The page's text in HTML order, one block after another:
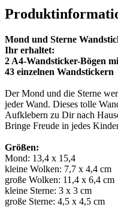
Mond und Sterne
Ihr erhaltet:
2 A4-Wandsticker-Bögen
43 einzelnen Wandstickern
Der Mond und die Sterne
jeder Wand. Dieses tolle
Aufklebern zu Dir nach
Bringe Freude in jedes
Größen:
Mond: 13,4 x 15,4
kleine Wolken: 7,7 x 4,4 cm
große Wolken: 11,4 x 6,4 cm
kleine Sterne: 3 x 3 cm
große Sterne: 4,5 x 4,5 cm